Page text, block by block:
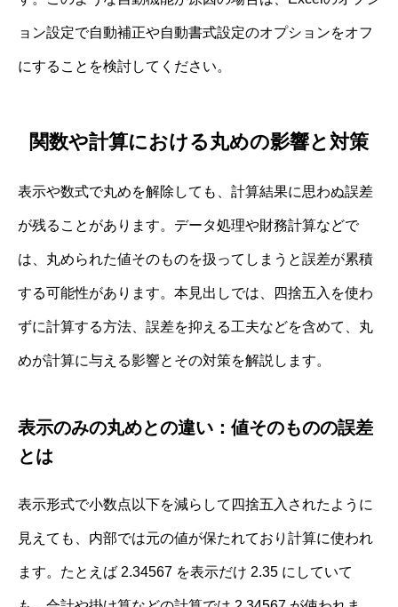
ョン設定で自動補正や自動書式設定のオプションをオフ
にすることを検討してください。
関数や計算における丸めの影響と対策
表示や数式で丸めを解除しても、計算結果に思わぬ誤差
が残ることがあります。データ処理や財務計算などで
は、丸められた値そのものを扱ってしまうと誤差が累積
する可能性があります。本見出しでは、四捨五入を使わ
ずに計算する方法、誤差を抑える工夫などを含めて、丸
めが計算に与える影響とその対策を解説します。
表示のみの丸めとの違い：値そのものの誤差
とは
表示形式で小数点以下を減らして四捨五入されたように
見えても、内部では元の値が保たれており計算に使われ
ます。たとえば 2.34567 を表示だけ 2.35 にしていて